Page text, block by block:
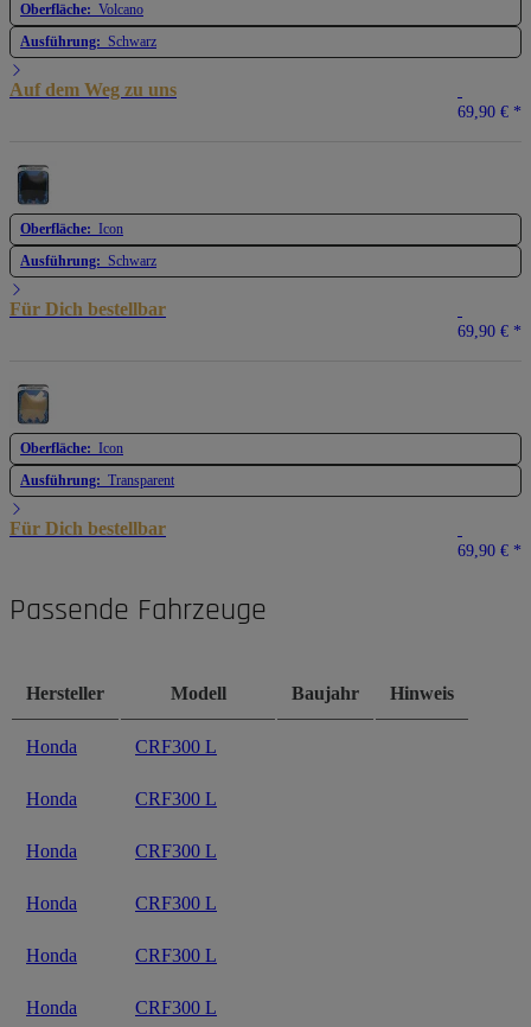
Oberfläche: Volcano
Ausführung: Schwarz
Auf dem Weg zu uns
69,90 € *
Oberfläche: Icon
Ausführung: Schwarz
Für Dich bestellbar
69,90 € *
Oberfläche: Icon
Ausführung: Transparent
Für Dich bestellbar
69,90 € *
Passende Fahrzeuge
Hersteller Modell Baujahr Hinweis
Honda CRF300 L
Honda CRF300 L
Honda CRF300 L
Honda CRF300 L
Honda CRF300 L
Honda CRF300 L